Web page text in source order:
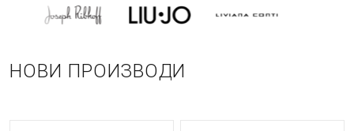
НОВИ ПРОИЗВОДИ